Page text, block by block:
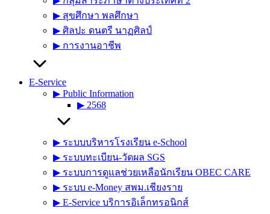
▶︎ สุขศึกษา พลศึกษา
▶︎ ศิลปะ ดนตรี นาฏศิลป์
▶︎ การงานอาชีพ
E-Service
▶︎ Public Information
▶︎ 2568
▶︎ ระบบบริหารโรงเรียน e-School
▶︎ ระบบทะเบียน-วัดผล SGS
▶︎ ระบบการดูแลช่วยเหลือนักเรียน OBEC CARE
▶︎ ระบบ e-Money สพม.เชียงราย
▶︎ E-Service บริการอิเล็กทรอนิกส์